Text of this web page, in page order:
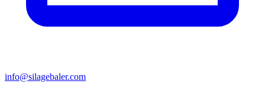
info@silagebaler.com